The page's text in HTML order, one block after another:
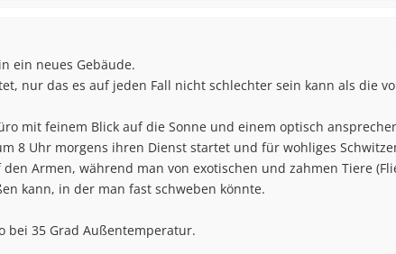
ein neues Gebäude.
nur das es auf jeden Fall nicht schlechter sein kann als die
mit feinem Blick auf die Sonne und einem optisch
8 Uhr morgens ihren Dienst startet und für wohliges
Armen, während man von exotischen und zahmen Tiere
kann, in der man fast schweben könnte.
bei 35 Grad Außentemperatur.